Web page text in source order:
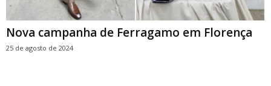
Nova campanha de Ferragamo em Florença
25 de agosto de 2024